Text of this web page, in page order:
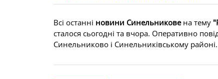
Всі останні новини Синельниковена тему
сталося сьогодні та вчора. Оперативно
Синельниково і Синельниківському районі.